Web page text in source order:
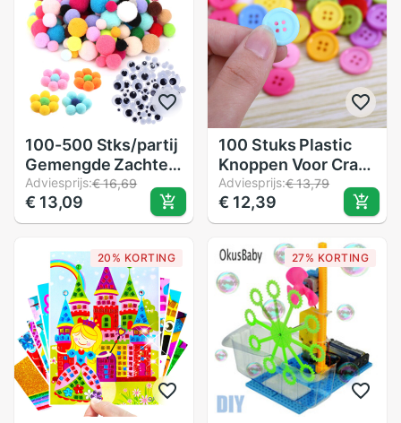
100-500 Stks/partij
Gemengde Zachte
Ronde Vormige
Pompom Ballen
Pluizige Pom Pom
Kledingstuk
Handcraft
15mm/20Mm/25Mm
Gyh
Adviesprijs:€ 16,69
€ 13,09
100 Stuks Plastic
Knoppen Voor Craft
Ronde Naaien
Scrapbooking Diy
Educatief
Speelgoed Voor
Kinderen
Kleuterschool
Schilderen
Accessoires
Adviesprijs:€ 13,79
€ 12,39
20% KORTING 27% KORTING